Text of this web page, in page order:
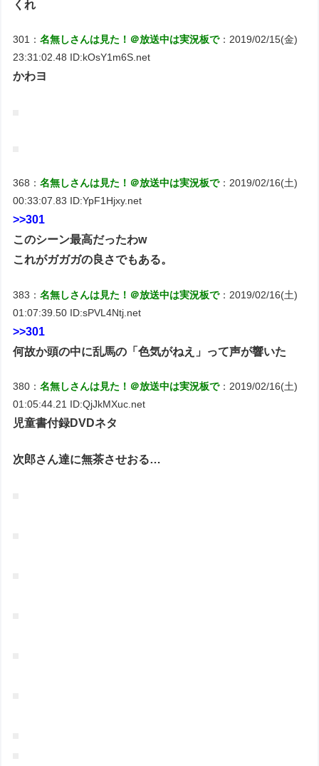
くれ
301：名無しさんは見た！＠放送中は実況板で：2019/02/15(金)
23:31:02.48 ID:kOsY1m6S.net
かわヨ
368：名無しさんは見た！＠放送中は実況板で：2019/02/16(土)
00:33:07.83 ID:YpF1Hjxy.net
>>301
このシーン最高だったわw
これがガガガの良さでもある。
383：名無しさんは見た！＠放送中は実況板で：2019/02/16(土)
01:07:39.50 ID:sPVL4Ntj.net
>>301
何故か頭の中に乱馬の「色気がねえ」って声が響いた
380：名無しさんは見た！＠放送中は実況板で：2019/02/16(土)
01:05:44.21 ID:QjJkMXuc.net
児童書付録DVDネタ
次郎さん達に無茶させおる…